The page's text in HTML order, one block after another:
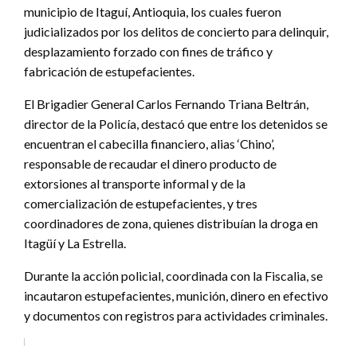
municipio de Itaguí, Antioquia, los cuales fueron
judicializados por los delitos de concierto para delinquir,
desplazamiento forzado con fines de tráfico y
fabricación de estupefacientes.
El Brigadier General Carlos Fernando Triana Beltrán,
director de la Policía, destacó que entre los detenidos se
encuentran el cabecilla financiero, alias ‘Chino’,
responsable de recaudar el dinero producto de
extorsiones al transporte informal y de la
comercialización de estupefacientes, y tres
coordinadores de zona, quienes distribuían la droga en
Itagüí y La Estrella.
Durante la acción policial, coordinada con la Fiscalia, se
incautaron estupefacientes, munición, dinero en efectivo
y documentos con registros para actividades criminales.